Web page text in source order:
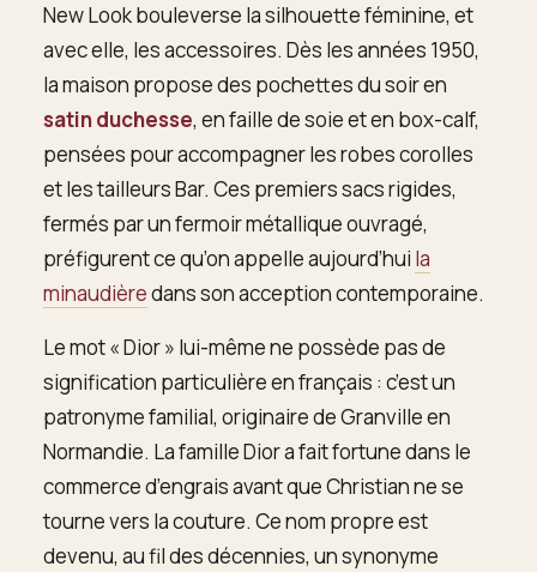
New Look bouleverse la silhouette féminine, et
avec elle, les accessoires. Dès les années 1950,
la maison propose des pochettes du soir en
satin duchesse, en faille de soie et en box-calf,
pensées pour accompagner les robes corolles
et les tailleurs Bar. Ces premiers sacs rigides,
fermés par un fermoir métallique ouvragé,
préfigurent ce qu’on appelle aujourd’hui la
minaudièredans son acception contemporaine.
Le mot « Dior » lui-même ne possède pas de
signification particulière en français : c’est un
patronyme familial, originaire de Granville en
Normandie. La famille Dior a fait fortune dans le
commerce d’engrais avant que Christian ne se
tourne vers la couture. Ce nom propre est
devenu, au fil des décennies, un synonyme